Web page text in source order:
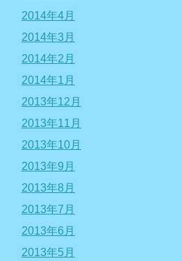
2014年4月
2014年3月
2014年2月
2014年1月
2013年12月
2013年11月
2013年10月
2013年9月
2013年8月
2013年7月
2013年6月
2013年5月